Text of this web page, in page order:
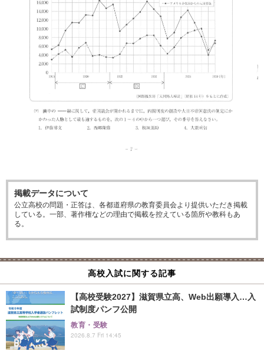
掲載データについて
公立高校の問題・正答は、各都道府県の教育委員会より提供いただき掲載
している。一部、著作権などの理由で掲載を控えている箇所や教科もあ
る。
高校入試に関する記事
【高校受験2027】滋賀県立高、Web出願導入…入
試制度パンフ公開
教育・受験
2026.8.7 Fri 14:45